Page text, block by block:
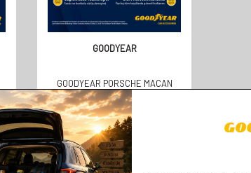
GOODYEAR
GOODYEAR PORSCHE MACAN
SUPERMUTE 2'LI MUZ SILECEK
TAKIMI 2014-2022 SUV
(600MM+500MM)
610,00TL
305,00TL